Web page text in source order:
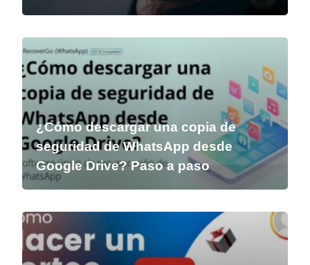
¿Cómo descargar una copia de
seguridad de WhatsApp desde
Google Drive? Paso a paso